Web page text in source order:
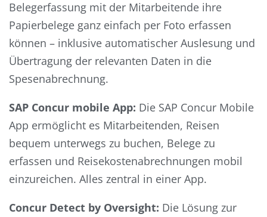
Belegerfassung mit der Mitarbeitende ihre
Papierbelege ganz einfach per Foto erfassen
können – inklusive automatischer Auslesung und
Übertragung der relevanten Daten in die
Spesenabrechnung.
SAP Concur mobile App: Die SAP Concur Mobile
App ermöglicht es Mitarbeitenden, Reisen
bequem unterwegs zu buchen, Belege zu
erfassen und Reisekostenabrechnungen mobil
einzureichen. Alles zentral in einer App.
Concur Detect by Oversight: Die Lösung zur